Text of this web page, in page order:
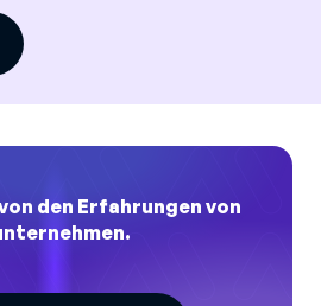
den Erfahrungen von